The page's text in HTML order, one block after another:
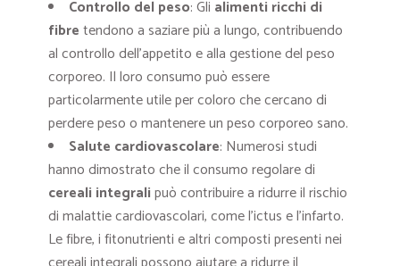
Controllo del peso: Gli alimenti ricchi di
fibretendono a saziare più a lungo, contribuendo
al controllo dell’appetito e alla gestione del peso
corporeo. Il loro consumo può essere
particolarmente utile per coloro che cercano di
perdere peso o mantenere un peso corporeo sano.
Salute cardiovascolare: Numerosi studi
hanno dimostrato che il consumo regolare di
cereali integralipuò contribuire a ridurre il rischio
di malattie cardiovascolari, come l’ictus e l’infarto.
Le fibre, i fitonutrienti e altri composti presenti nei